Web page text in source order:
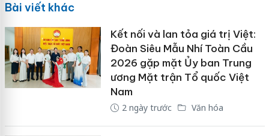
Bài viết khác
Kết nối và lan tỏa giá trị Việt:
Đoàn Siêu Mẫu Nhí Toàn Cầu
2026 gặp mặt Ủy ban Trung
ương Mặt trận Tổ quốc Việt
Nam
2 ngày trước Văn hóa